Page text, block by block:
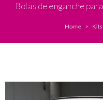
Bolas de enganche
Home